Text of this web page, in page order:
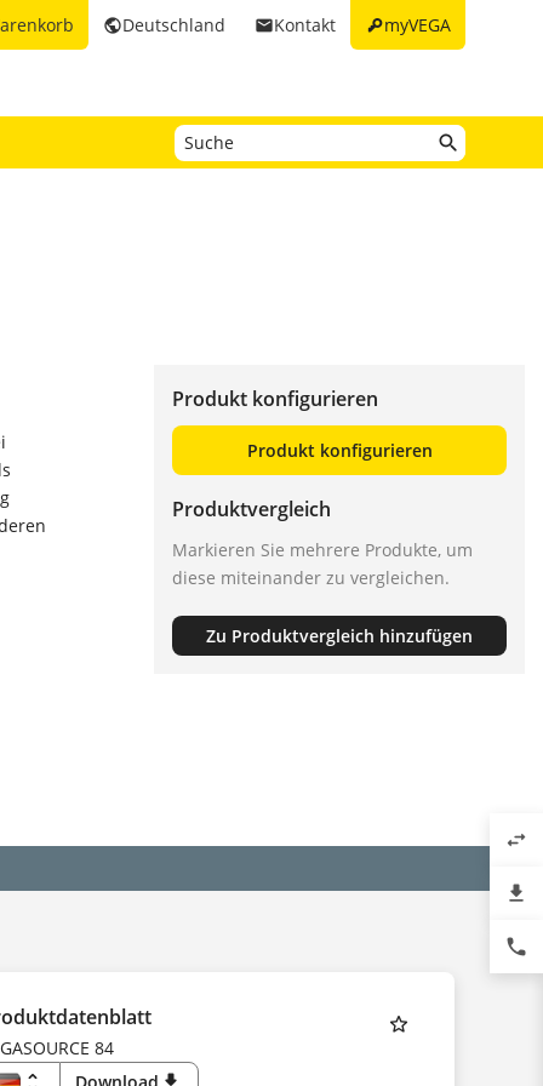
keymyVEGA
emailKontakt
publicDeutschland
Produkt konfigurieren
Produkt konfigurieren
Produktvergleich
Markieren Sie mehrere Produkte, um
diese miteinander zu vergleichen.
Zu Produktvergleich hinzufügen
84
swap_horiz
file_download
phone